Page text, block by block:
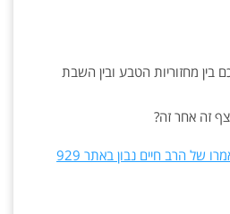
מחזוריות הטבע ובין השבת
זה אחר זה?
של הרב חיים נבון באתר 929